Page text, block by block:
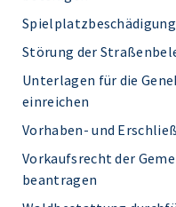
Störung der
Unterlagen für die
einreichen
Vorhaben- und
Vorkaufsrecht der
beantragen